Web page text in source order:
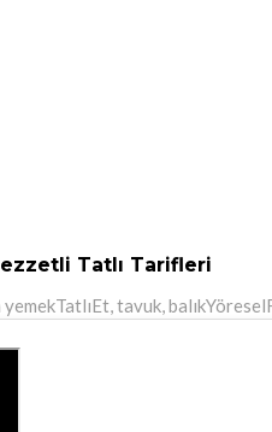
Tatlı Tarifleri
yemekTatlıEt, tavuk, balıkYöresel